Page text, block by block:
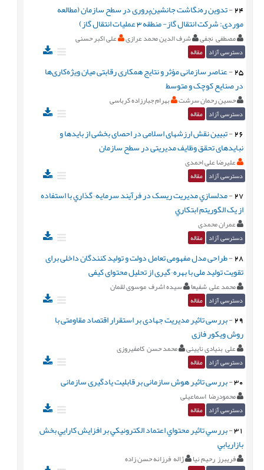
24
-تدوین ره‌نگاشت جانشین‌پروری در سطح سازمان (مطالعه
موردی: شرکت انتقال گاز- منطقه 3 عملیات انتقال گاز)
مصطفی نجفی شرف الدین محمد عرازی علی اکبر حسنی
دسترسی آزاد مقاله
25
-عناصر سازمانی مؤثر و نتایج همکاری رقابتی میان ویژه‌کاری‌ها
در صنایع کوچک و متوسط
حسین رحمان سرشت بهرام جبارزاده کرباسی
دسترسی آزاد مقاله
26
-تبیین نقش ارزشهای اسلامی در احصای بخشی از بایدها و
نبایدهای تحقق وظایف مدیریتی در سطح سازمان
علیرضا علی احمدی
دسترسی آزاد مقاله
27
-مدلسازي مديريت ريسک در فرآيند سرمايه¬گذاري با استفاده
از يک الگوريتم ابتکاري
عمران محمدی
دسترسی آزاد مقاله
28
-طراحی مدل مفهومی تعامل دولت و تولید کنندگان داخلی برای
تقویت تولید ملی با بهره¬گیری از تحلیل محتوای کیفی
محمد علی شفیعا سیده اشرف موسوی لقمان
دسترسی آزاد مقاله
29
-بررسی تاثیر مدیریت جهادی بر استقرار اقتصاد مقاومتی با
روش ویکور فازی
علی بنیادی نایینی محمد حسن کامفیروزی
دسترسی آزاد مقاله
30
-بررسی تاثیر هوش سازمانی بر قابلیت یادگیری سازمانی
محمودرضا اسماعیلی
دسترسی آزاد مقاله
31
-بررسي تاثير محتواي اعتماد الكترونيكي بر افزايش كارايي بخش
بازاريابي
فریبرز رحیم نیا ژاله فرزانه حسن زاده